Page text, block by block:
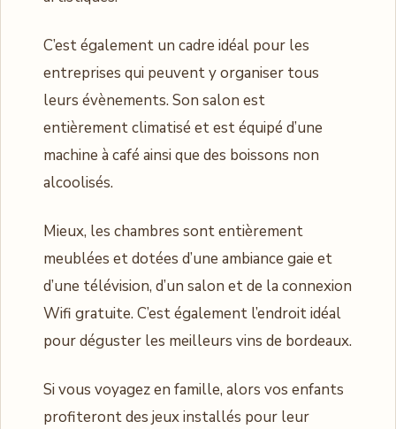
C’est également un cadre idéal pour les
entreprises qui peuvent y organiser tous
leurs évènements. Son salon est
entièrement climatisé et est équipé d’une
machine à café ainsi que des boissons non
alcoolisés.
Mieux, les chambres sont entièrement
meublées et dotées d’une ambiance gaie et
d’une télévision, d’un salon et de la connexion
Wifi gratuite. C’est également l’endroit idéal
pour déguster les meilleurs vins de bordeaux.
Si vous voyagez en famille, alors vos enfants
profiteront des jeux installés pour leur